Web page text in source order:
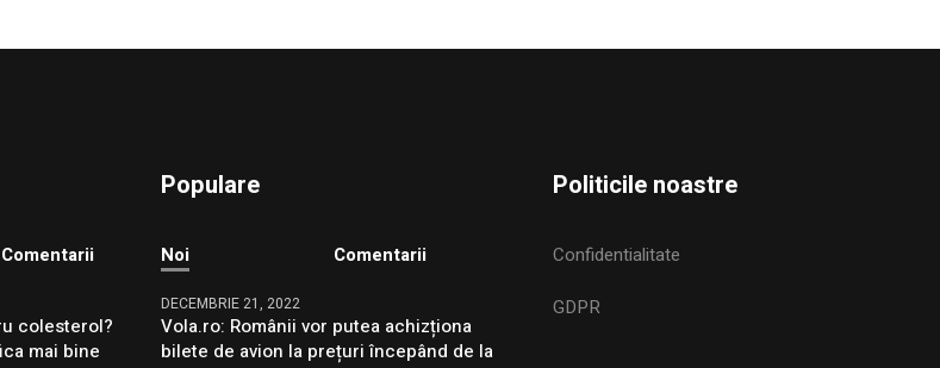
Comentarii
colesterol?
mai bine
Populare
Noi Comentarii
DECEMBRIE 21, 2022
Vola.ro: Românii vor putea achizționa
bilete de avion la prețuri începând de la
Politicile noastre
Confidentialitate
GDPR